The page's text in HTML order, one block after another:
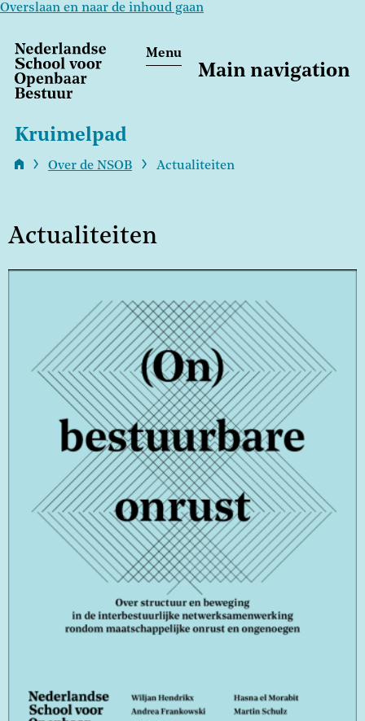
Overslaan en naar de inhoud gaan
Main navigation
Menu
Kruimelpad
Over de NSOB Actualiteiten
Actualiteiten